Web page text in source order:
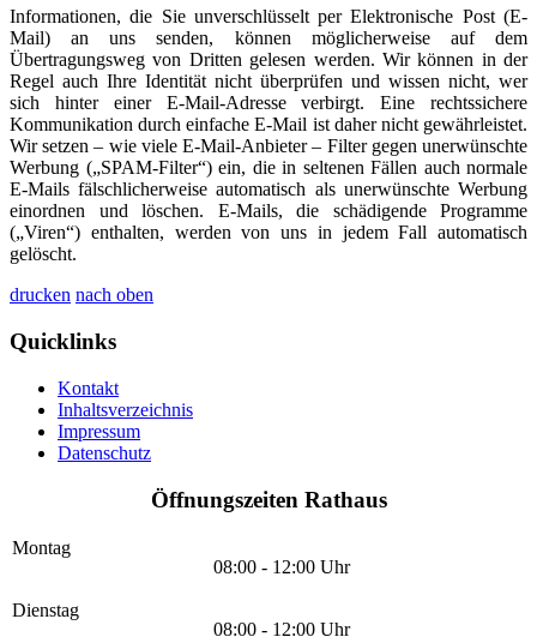
Informationen, die Sie unverschlüsselt per Elektronische Post (E-
Mail) an uns senden, können möglicherweise auf dem
Übertragungsweg von Dritten gelesen werden. Wir können in der
Regel auch Ihre Identität nicht überprüfen und wissen nicht, wer
sich hinter einer E-Mail-Adresse verbirgt. Eine rechtssichere
Kommunikation durch einfache E-Mail ist daher nicht gewährleistet.
Wir setzen – wie viele E-Mail-Anbieter – Filter gegen unerwünschte
Werbung („SPAM-Filter“) ein, die in seltenen Fällen auch normale
E-Mails fälschlicherweise automatisch als unerwünschte Werbung
einordnen und löschen. E-Mails, die schädigende Programme
(„Viren“) enthalten, werden von uns in jedem Fall automatisch
gelöscht.
drucken nach oben
Quicklinks
Kontakt
Inhaltsverzeichnis
Impressum
Datenschutz
Öffnungszeiten Rathaus
Montag
08:00 - 12:00 Uhr
Dienstag
08:00 - 12:00 Uhr